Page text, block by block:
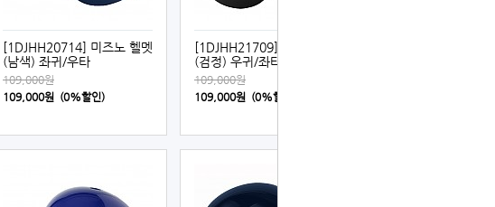
[1DJHH20714] 미즈노 헬멧
(남색) 좌귀/우타
109,000원
109,000원 (0%할인)
[1DJHH21709] 미즈노 헬멧
(검정) 우귀/좌타
109,000원
109,000원 (0%할인)